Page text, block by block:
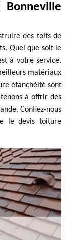
des toits de
Quel que soit le
à votre service.
matériaux
étanchéité sont
à offrir des
Confiez-nous
le devis toiture